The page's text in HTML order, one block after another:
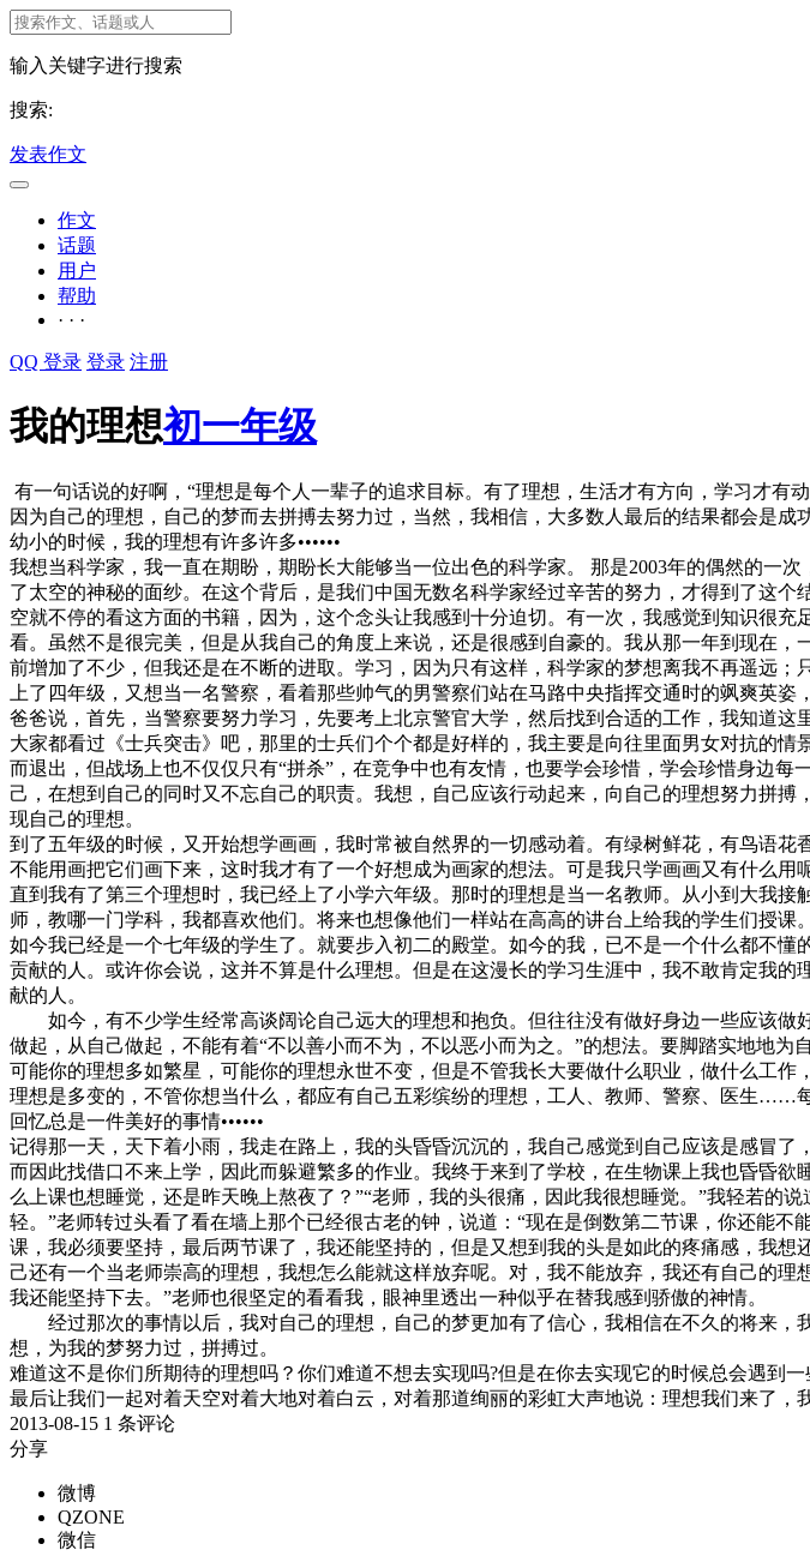
输入关键字进行搜索
搜索:
发表作文
作文
话题
用户
帮助
· · ·
QQ 登录 登录 注册
我的理想初一年级
有一句话说的好啊，“理想是每个人一辈子的追求目标。有了理想，生活才有方向，学习才
因为自己的理想，自己的梦而去拼搏去努力过，当然，我相信，大多数人最后的结果都会是成
幼小的时候，我的理想有许多许多••••••
我想当科学家，我一直在期盼，期盼长大能够当一位出色的科学家。 那是2003年的偶然的一
了太空的神秘的面纱。在这个背后，是我们中国无数名科学家经过辛苦的努力，才得到了这
空就不停的看这方面的书籍，因为，这个念头让我感到十分迫切。有一次，我感觉到知识很
看。虽然不是很完美，但是从我自己的角度上来说，还是很感到自豪的。我从那一年到现在
前增加了不少，但我还是在不断的进取。学习，因为只有这样，科学家的梦想离我不再遥远
上了四年级，又想当一名警察，看着那些帅气的男警察们站在马路中央指挥交通时的飒爽英
爸爸说，首先，当警察要努力学习，先要考上北京警官大学，然后找到合适的工作，我知道
大家都看过《士兵突击》吧，那里的士兵们个个都是好样的，我主要是向往里面男女对抗的
而退出，但战场上也不仅仅只有“拼杀”，在竞争中也有友情，也要学会珍惜，学会珍惜身边
己，在想到自己的同时又不忘自己的职责。我想，自己应该行动起来，向自己的理想努力拼
现自己的理想。
到了五年级的时候，又开始想学画画，我时常被自然界的一切感动着。有绿树鲜花，有鸟语
不能用画把它们画下来，这时我才有了一个好想成为画家的想法。可是我只学画画又有什么用
直到我有了第三个理想时，我已经上了小学六年级。那时的理想是当一名教师。从小到大我
师，教哪一门学科，我都喜欢他们。将来也想像他们一样站在高高的讲台上给我的学生们授课
如今我已经是一个七年级的学生了。就要步入初二的殿堂。如今的我，已不是一个什么都不
贡献的人。或许你会说，这并不算是什么理想。但是在这漫长的学习生涯中，我不敢肯定我
献的人。
如今，有不少学生经常高谈阔论自己远大的理想和抱负。但往往没有做好身边一些应该做
做起，从自己做起，不能有着“不以善小而不为，不以恶小而为之。”的想法。要脚踏实地地为
可能你的理想多如繁星，可能你的理想永世不变，但是不管我长大要做什么职业，做什么工
理想是多变的，不管你想当什么，都应有自己五彩缤纷的理想，工人、教师、警察、医生……
回忆总是一件美好的事情••••••
记得那一天，天下着小雨，我走在路上，我的头昏昏沉沉的，我自己感觉到自己应该是感冒
而因此找借口不来上学，因此而躲避繁多的作业。我终于来到了学校，在生物课上我也昏昏
么上课也想睡觉，还是昨天晚上熬夜了？”“老师，我的头很痛，因此我很想睡觉。”我轻若的
轻。”老师转过头看了看在墙上那个已经很古老的钟，说道：“现在是倒数第二节课，你还能
课，我必须要坚持，最后两节课了，我还能坚持的，但是又想到我的头是如此的疼痛感，我
己还有一个当老师崇高的理想，我想怎么能就这样放弃呢。对，我不能放弃，我还有自己的
我还能坚持下去。”老师也很坚定的看看我，眼神里透出一种似乎在替我感到骄傲的神情。
经过那次的事情以后，我对自己的理想，自己的梦更加有了信心，我相信在不久的将来，
想，为我的梦努力过，拼搏过。
难道这不是你们所期待的理想吗？你们难道不想去实现吗?但是在你去实现它的时候总会遇到
最后让我们一起对着天空对着大地对着白云，对着那道绚丽的彩虹大声地说：理想我们来了，
2013-08-15 1 条评论
分享
微博
QZONE
微信